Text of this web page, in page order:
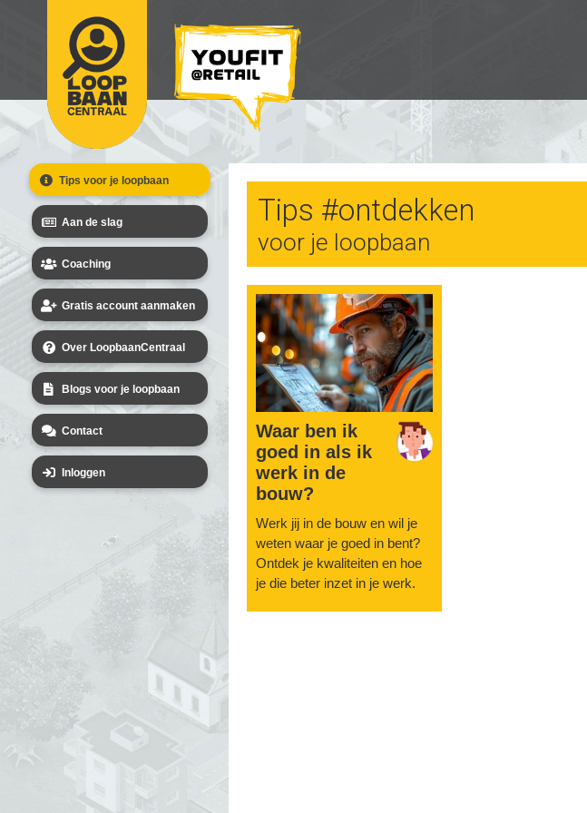
Tips voor je loopbaan
Aan de slag
Coaching
Gratis account aanmaken
Over LoopbaanCentraal
Blogs voor je loopbaan
Contact
Inloggen
Tips #ontdekken
voor je loopbaan
Waar ben ik
goed in als ik
werk in de
bouw?
Werk jij in de bouw en wil je
weten waar je goed in bent?
Ontdek je kwaliteiten en hoe
je die beter inzet in je werk.